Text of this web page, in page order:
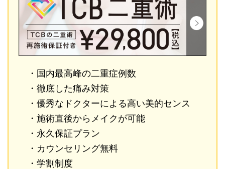
・国内最高峰の二重症例数
・徹底した痛み対策
・優秀なドクターによる高い美的センス
・施術直後からメイクが可能
・永久保証プラン
・カウンセリング無料
・学割制度